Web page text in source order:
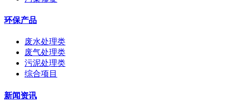
环保产品
废水处理类
废气处理类
污泥处理类
综合项目
新闻资讯